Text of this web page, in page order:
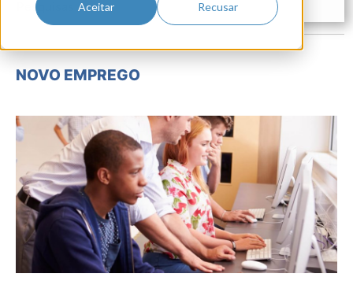
Aceitar Recusar
Pesquisas
NOVO EMPREGO